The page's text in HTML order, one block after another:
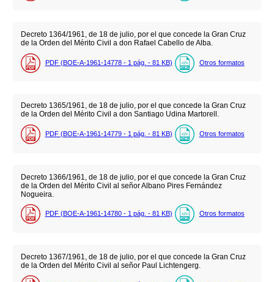
Decreto 1364/1961, de 18 de julio, por el que concede la Gran Cruz
de la Orden del Mérito Civil a don Rafael Cabello de Alba.
PDF (BOE-A-1961-14778 - 1 pág. - 81 KB) Otros formatos
Decreto 1365/1961, de 18 de julio, por el que concede la Gran Cruz
de la Orden del Mérito Civil a don Santiago Udina Martorell.
PDF (BOE-A-1961-14779 - 1 pág. - 81 KB) Otros formatos
Decreto 1366/1961, de 18 de julio, por el que concede la Gran Cruz
de la Orden del Mérito Civil al señor Albano Pires Fernández
Nogueira.
PDF (BOE-A-1961-14780 - 1 pág. - 81 KB) Otros formatos
Decreto 1367/1961, de 18 de julio, por el que concede la Gran Cruz
de la Orden del Mérito Civil al señor Paul Lichtengerg.